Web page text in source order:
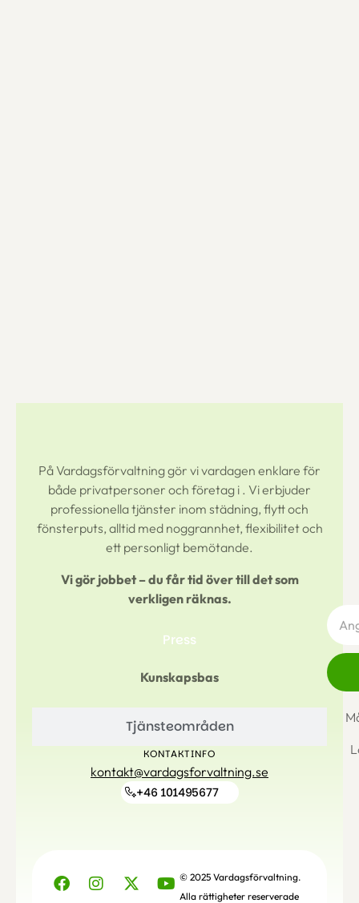
På Vardagsförvaltning gör vi vardagen enklare för
både privatpersoner och företag i . Vi erbjuder
professionella tjänster inom städning, flytt och
fönsterputs, alltid med noggrannhet, flexibilitet och
ett personligt bemötande.
Vi gör jobbet – du får tid över till det som
verkligen räknas.
Press
Tjänsteområden
Kunskapsbas
KONTAKTINFO
kontakt@vardagsforvaltning.se
+46 101495677
© 2025 Vardagsförvaltning.
Alla rättigheter reserverade